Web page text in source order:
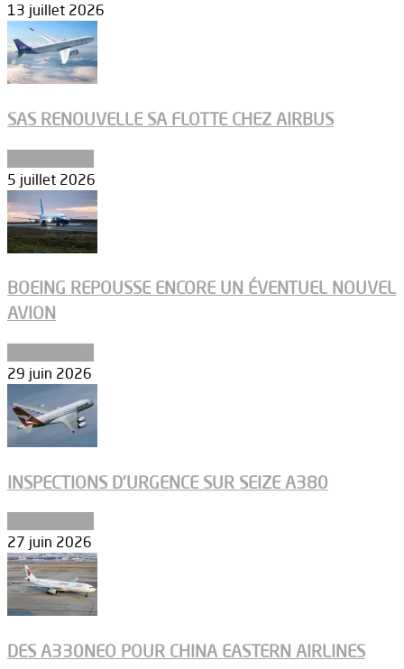
13 juillet 2026
SAS RENOUVELLE SA FLOTTE CHEZ AIRBUS
5 juillet 2026
BOEING REPOUSSE ENCORE UN ÉVENTUEL NOUVEL
AVION
29 juin 2026
INSPECTIONS D’URGENCE SUR SEIZE A380
27 juin 2026
DES A330NEO POUR CHINA EASTERN AIRLINES